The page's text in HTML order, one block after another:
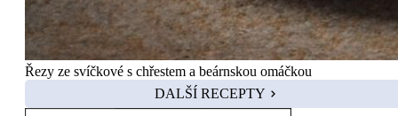
Řezy ze svíčkové s chřestem a beárnskou omáčkou
DALŠÍ RECEPTY